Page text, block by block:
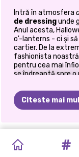
Intră în atmosfera
de dressingunde
Anul acesta,
o'-lanterns - ci și
cartier. De la
fashionista
pentru cea mai
se îndreaptă spre
ești responsabil de
🕸️ Combină
👗 Rochii
Citeste mai
STIL
CONCERTUL
DE
TUTORIAL
DE
PETRECEREA
SURORILOR